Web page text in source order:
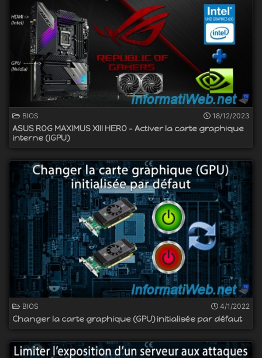
BIOS 18/12/2023
ASUS ROG MAXIMUS XIII HERO - Activer la carte graphique
interne (iGPU)
BIOS 4/1/2022
Changer la carte graphique (GPU) initialisée par défaut